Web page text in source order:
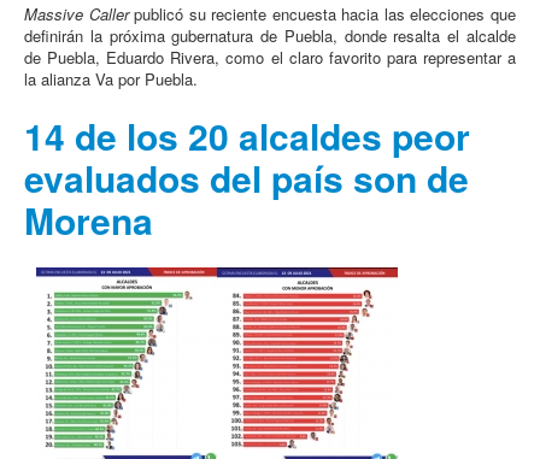
Massive Callerpublicó su reciente encuesta hacia las elecciones que
definirán la próxima gubernatura de Puebla, donde resalta el alcalde
de Puebla, Eduardo Rivera, como el claro favorito para representar a
la alianza Va por Puebla.
14 de los 20 alcaldes peor
evaluados del país son de
Morena